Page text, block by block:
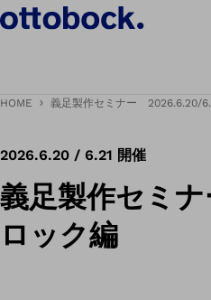
HOME 義足製作セミナー 2026.6.20/
2026.6.20 / 6.21 開催
義足製作セミ
ロック編